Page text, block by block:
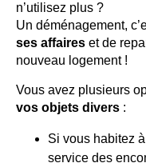
n’utilisez plus ?
Un déménagement,
ses affaires et de
nouveau logement !
Vous avez plusieurs
vos objets divers :
Si vous habitez
service des